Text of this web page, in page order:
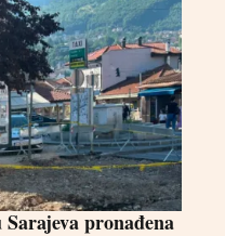
pronađena